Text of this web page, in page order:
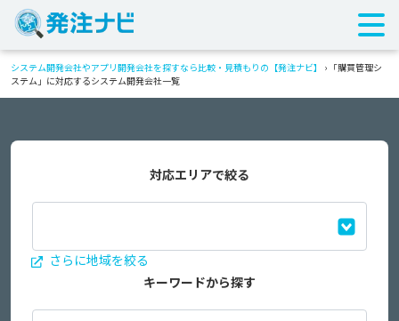
システム開発会社やアプリ開発会社を探すなら比較・見積もりの【発注ナビ】 › 「購買管理シ
ステム」に対応するシステム開発会社一覧
対応エリアで絞る
さらに地域を絞る
キーワードから探す